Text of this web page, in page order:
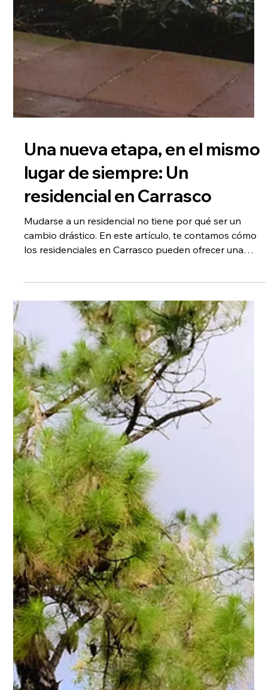
Una nueva etapa, en el mismo
lugar de siempre: Un
residencial en Carrasco
Mudarse a un residencial no tiene por qué ser un
cambio drástico. En este artículo, te contamos cómo
los residenciales en Carrasco pueden ofrecer una
nueva etapa en un entorno familiar, manteniendo la
cercanía, los afectos y la calidad de vida. Ideal para
quienes buscan un residencial cerca de mí.